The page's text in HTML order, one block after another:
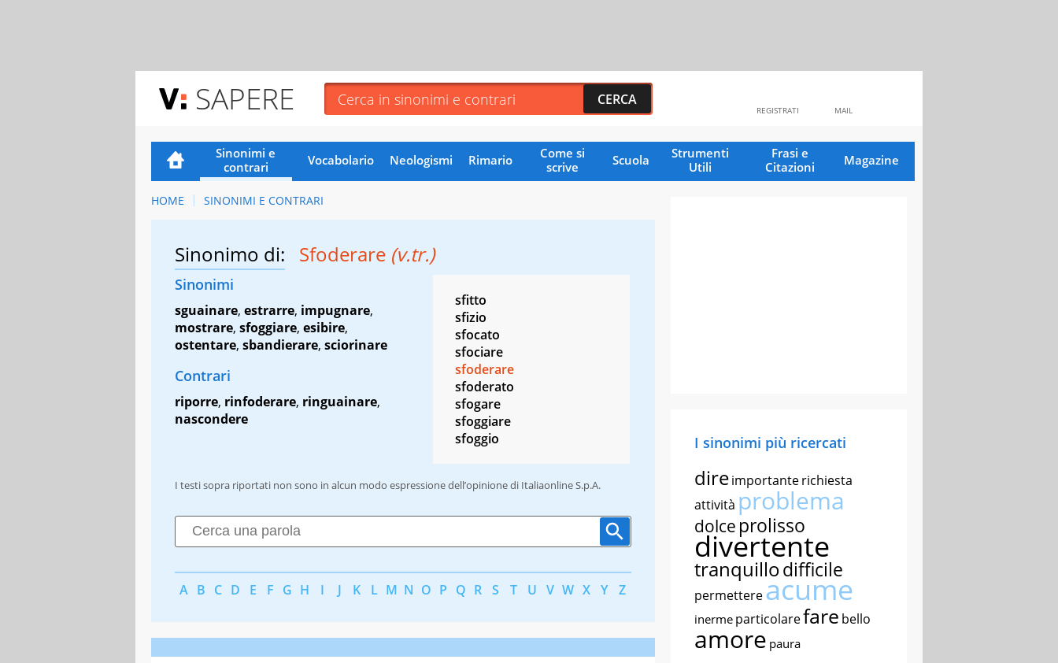
SAPERE MAIL
REGISTRATI
Sinonimi e
contrari
Vocabolario Neologismi Rimario
Come si
scrive
Scuola
Strumenti
Utili
Frasi e
Citazioni
Magazine
HOME SINONIMI E CONTRARI
Sinonimo di: Sfoderare (v.tr.)
Sinonimi
sguainare, estrarre, impugnare,
mostrare, sfoggiare, esibire,
ostentare, sbandierare, sciorinare
Contrari
riporre, rinfoderare, ringuainare,
nascondere
sfitto
sfizio
sfocato
sfociare
sfoderare
sfoderato
sfogare
sfoggiare
sfoggio
I testi sopra riportati non sono in alcun modo espressione dell’opinione di Italiaonline S.p.A.
A B C D E F G H I J K L M N O P Q R S T U V W X Y Z
I sinonimi più ricercati
direimportanterichiesta
attività problema
dolce prolisso
divertente
tranquillodifficile
permettereacume
inerme particolarefare bello
amore paura